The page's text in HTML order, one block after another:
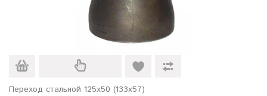
Переход стальной 125х50 (133х57)